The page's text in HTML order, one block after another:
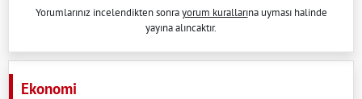
Yorumlarınız incelendikten sonrayorum kurallarına uyması halinde
yayına alıncaktır.
Ekonomi